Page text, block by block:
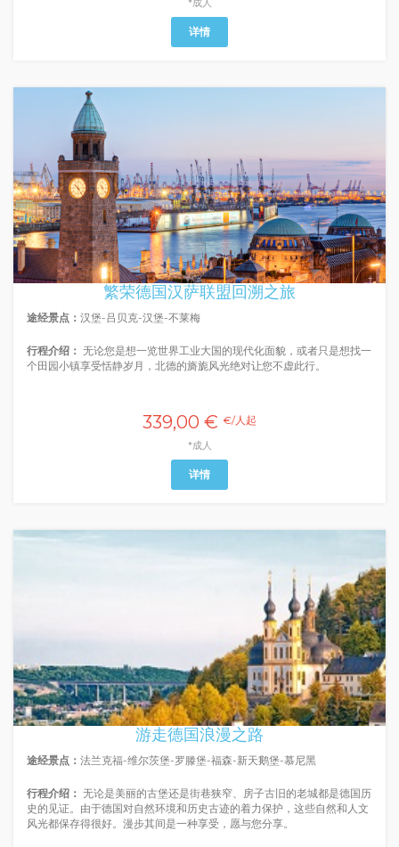
*成人
详情
繁荣德国汉萨联盟回溯之旅
途经景点： 汉堡-吕贝克-汉堡-不莱梅
行程介绍： 无论您是想一览世界工业大国的现代化面貌，或者只是想找一
个田园小镇享受恬静岁月，北德的旖旎风光绝对让您不虚此行。
339,00 € €/人起
*成人
详情
游走德国浪漫之路
途经景点： 法兰克福-维尔茨堡-罗滕堡-福森-新天鹅堡-慕尼黑
行程介绍： 无论是美丽的古堡还是街巷狭窄、房子古旧的老城都是德国历
史的见证。由于德国对自然环境和历史古迹的着力保护，这些自然和人文
风光都保存得很好。漫步其间是一种享受，愿与您分享。